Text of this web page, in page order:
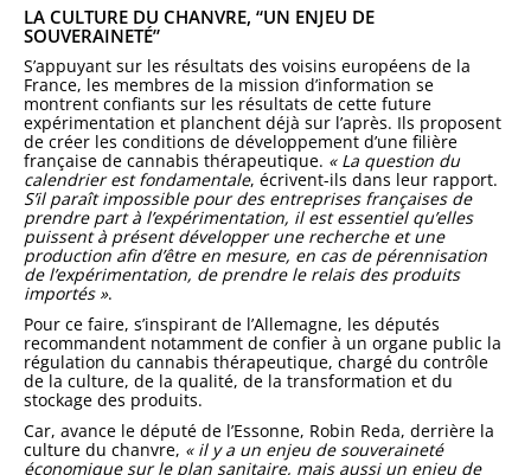
LA CULTURE DU CHANVRE, “UN ENJEU DE
SOUVERAINETÉ”
S’appuyant sur les résultats des voisins européens de la
France, les membres de la mission d’information se
montrent confiants sur les résultats de cette future
expérimentation et planchent déjà sur l’après. Ils proposent
de créer les conditions de développement d’une filière
française de cannabis thérapeutique. « La question du
calendrier est fondamentale, écrivent-ils dans leur rapport.
S’il paraît impossible pour des entreprises françaises de
prendre part à l’expérimentation, il est essentiel qu’elles
puissent à présent développer une recherche et une
production afin d’être en mesure, en cas de pérennisation
de l’expérimentation, de prendre le relais des produits
importés ».
Pour ce faire, s’inspirant de l’Allemagne, les députés
recommandent notamment de confier à un organe public la
régulation du cannabis thérapeutique, chargé du contrôle
de la culture, de la qualité, de la transformation et du
stockage des produits.
Car, avance le député de l’Essonne, Robin Reda, derrière la
culture du chanvre, « il y a un enjeu de souveraineté
économique sur le plan sanitaire, mais aussi un enjeu de